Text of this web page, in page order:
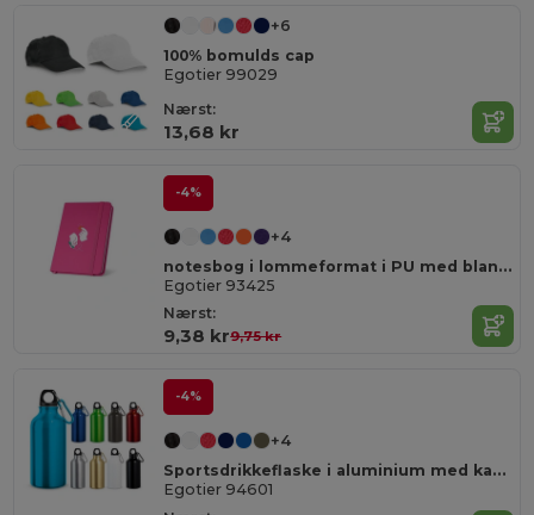
+6
100% bomulds cap
Egotier 99029
Nærst:
13,68 kr
-4%
+4
notesbog i lommeformat i PU med blanke sider
Egotier 93425
Nærst:
9,38 kr9,75 kr
-4%
+4
Sportsdrikkeflaske i aluminium med karabin , kan rumme op til 400 ml
Egotier 94601